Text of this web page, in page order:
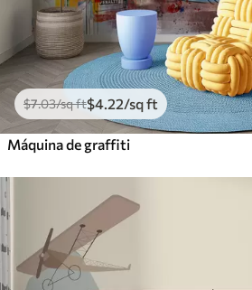
$7.03/sq ft$4.22/sq ft
Máquina de graffiti